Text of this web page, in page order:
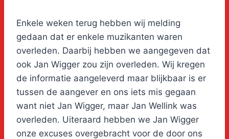
Enkele weken terug hebben wij melding
gedaan dat er enkele muzikanten waren
overleden. Daarbij hebben we aangegeven dat
ook Jan Wigger zou zijn overleden. Wij kregen
de informatie aangeleverd maar blijkbaar is er
tussen de aangever en ons iets mis gegaan
want niet Jan Wigger, maar Jan Wellink was
overleden. Uiteraard hebben we Jan Wigger
onze excuses overgebracht voor de door ons